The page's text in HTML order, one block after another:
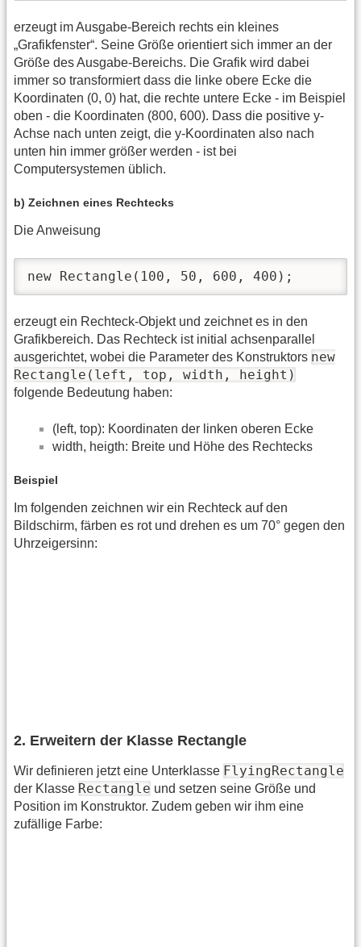
erzeugt im Ausgabe-Bereich rechts ein kleines
„Grafikfenster“. Seine Größe orientiert sich immer an der
Größe des Ausgabe-Bereichs. Die Grafik wird dabei
immer so transformiert dass die linke obere Ecke die
Koordinaten (0, 0) hat, die rechte untere Ecke - im Beispiel
oben - die Koordinaten (800, 600). Dass die positive y-
Achse nach unten zeigt, die y-Koordinaten also nach
unten hin immer größer werden - ist bei
Computersystemen üblich.
b) Zeichnen eines Rechtecks
Die Anweisung
new Rectangle(100, 50, 600, 400);
erzeugt ein Rechteck-Objekt und zeichnet es in den
Grafikbereich. Das Rechteck ist initial achsenparallel
ausgerichtet, wobei die Parameter des Konstruktors new
Rectangle(left, top, width, height)
folgende Bedeutung haben:
(left, top): Koordinaten der linken oberen Ecke
width, heigth: Breite und Höhe des Rechtecks
Beispiel
Im folgenden zeichnen wir ein Rechteck auf den
Bildschirm, färben es rot und drehen es um 70° gegen den
Uhrzeigersinn:
2. Erweitern der Klasse Rectangle
Wir definieren jetzt eine Unterklasse FlyingRectangle
der Klasse Rectangle und setzen seine Größe und
Position im Konstruktor. Zudem geben wir ihm eine
zufällige Farbe: